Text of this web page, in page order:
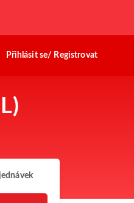
Přihlásit se/ Registrovat